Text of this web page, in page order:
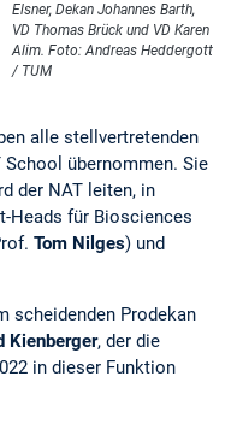
Elsner, Dekan Johannes Barth,
VD Thomas Brück und VD Karen
Alim. Foto: Andreas Heddergott
/ TUM
alle stellvertretenden
School übernommen. Sie
der NAT leiten, in
Heads für Biosciences
Tom Nilges) und
scheidenden Prodekan
Kienberger, der die
in dieser Funktion